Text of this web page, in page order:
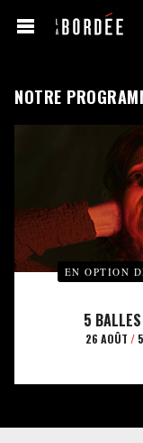
NOTRE
EN OPTION
5
26 AOÛT /5